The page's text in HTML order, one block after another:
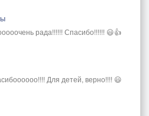
рада!!!!!! Спасибо!!!!!! 😃👍
Для детей, верно!!!! 😃